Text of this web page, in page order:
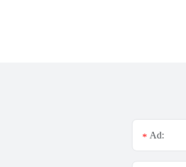
Ad:
*